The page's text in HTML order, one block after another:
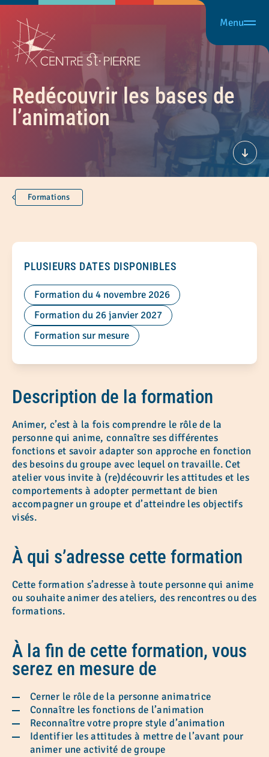
Menu
Redécouvrir les bases de
l’animation
Formations
PLUSIEURS DATES DISPONIBLES
Formation du 4 novembre 2026
Formation du 26 janvier 2027
Formation sur mesure
Description de la formation
Animer, c’est à la fois comprendre le rôle de la
personne qui anime, connaître ses différentes
fonctions et savoir adapter son approche en fonction
des besoins du groupe avec lequel on travaille. Cet
atelier vous invite à (re)découvrir les attitudes et les
comportements à adopter permettant de bien
accompagner un groupe et d’atteindre les objectifs
visés.
À qui s’adresse cette formation
Cette formation s’adresse à toute personne qui anime
ou souhaite animer des ateliers, des rencontres ou des
formations.
À la fin de cette formation, vous
serez en mesure de
Cerner le rôle de la personne animatrice
Connaître les fonctions de l’animation
Reconnaître votre propre style d’animation
Identifier les attitudes à mettre de l’avant pour
animer une activité de groupe